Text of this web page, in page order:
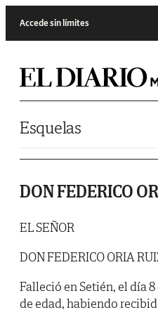
Accede sin límites
Esquelas
DON FEDERICO
EL SEÑOR
DON FEDERICO ORIA
Falleció en Setién, el día
de edad, habiendo